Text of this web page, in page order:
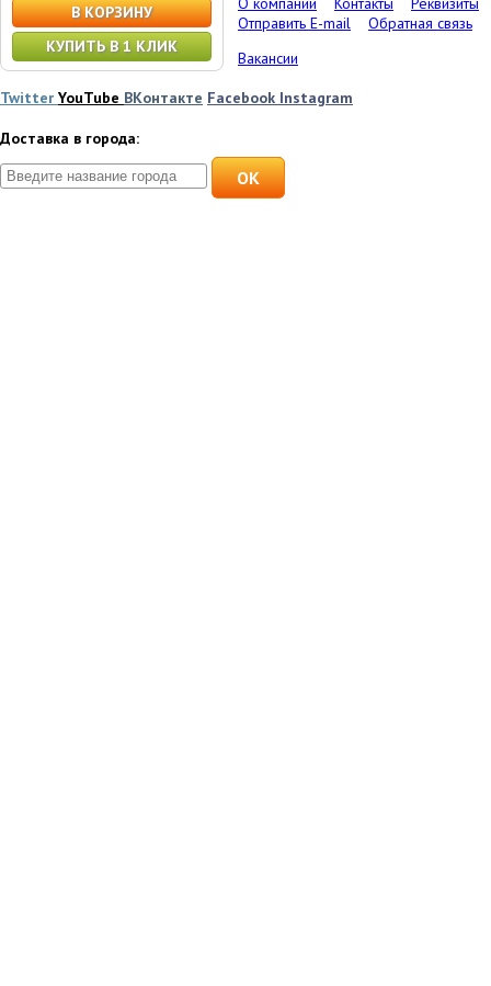
В КОРЗИНУ
КУПИТЬ В 1 КЛИК
Отправить E-mail
Обратная связь
Вакансии
Twitter YouTube ВКонтакте Facebook Instagram
Доставка в города:
OK